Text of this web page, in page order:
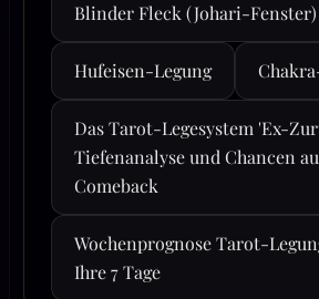
Blinder Fleck (Johari-Fenster)
Hufeisen-Legung
Das Tarot-Legesystem 'Ex-
Tiefenanalyse und Chancen
Comeback
Wochenprognose Tarot-
Ihre 7 Tage